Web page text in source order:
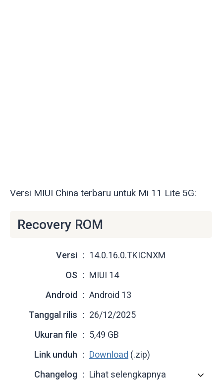
Versi MIUI China terbaru untuk Mi 11 Lite 5G:
Recovery ROM
Versi
14.0.16.0.TKICNXM
OS
MIUI 14
Android
Android 13
Tanggal rilis
26/12/2025
Ukuran file
5,49 GB
Link unduh
Download (.zip)
Changelog
Lihat selengkapnya